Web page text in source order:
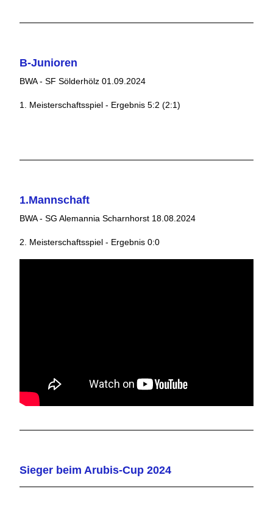
B-Junioren
BWA - SF Sölderhölz 01.09.2024
1. Meisterschaftsspiel - Ergebnis 5:2 (2:1)
1.Mannschaft
BWA - SG Alemannia Scharnhorst 18.08.2024
2. Meisterschaftsspiel - Ergebnis 0:0
Sieger beim Arubis-Cup 2024